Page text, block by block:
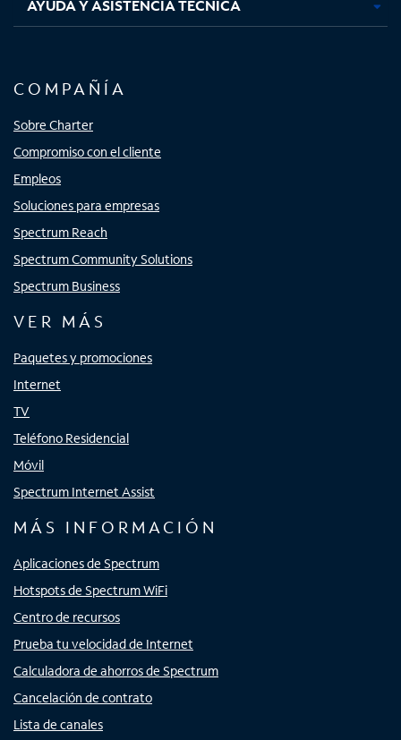
AYUDA Y ASISTENCIA TÉCNICA
COMPAÑÍA
Sobre Charter
Compromiso con el cliente
Empleos
Soluciones para empresas
Spectrum Reach
Spectrum Community Solutions
Spectrum Business
VER MÁS
Paquetes y promociones
Internet
TV
Teléfono Residencial
Móvil
Spectrum Internet Assist
MÁS INFORMACIÓN
Aplicaciones de Spectrum
Hotspots de Spectrum WiFi
Centro de recursos
Prueba tu velocidad de Internet
Calculadora de ahorros de Spectrum
Cancelación de contrato
Lista de canales